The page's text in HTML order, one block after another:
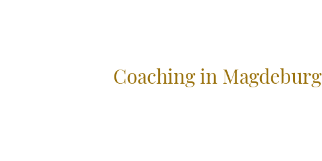
Coaching in Magdeburg